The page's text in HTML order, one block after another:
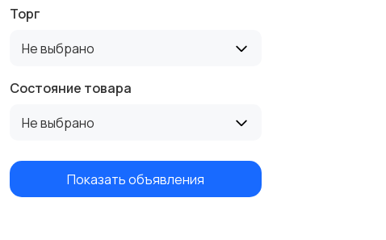
Торг
Не выбрано
Состояние товара
Не выбрано
Показать объявления